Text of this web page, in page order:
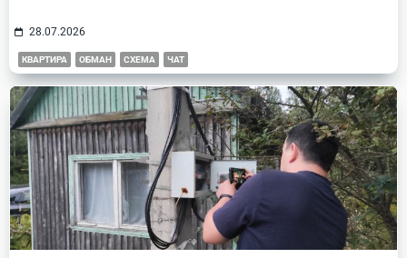
28.07.2026
КВАРТИРА ОБМАН СХЕМА ЧАТ